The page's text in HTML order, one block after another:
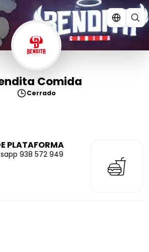
Comida
Cerrado
PLATAFORMA
938 572 949